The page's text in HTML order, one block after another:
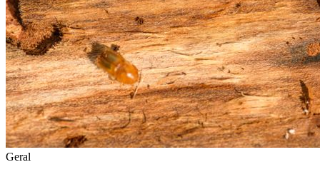
Geral